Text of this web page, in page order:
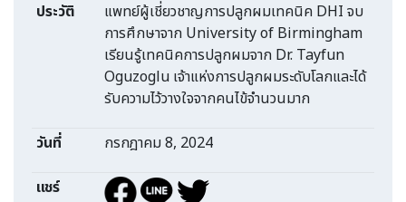
ประวัติ
แพทย์ผู้เชี่ยวชาญการปลูกผมเทคนิค DHI จบ
การศึกษาจาก University of Birmingham
เรียนรู้เทคนิคการปลูกผมจาก Dr. Tayfun
Oguzoglu เจ้าแห่งการปลูกผมระดับโลกและได้
รับความไว้วางใจจากคนไข้จำนวนมาก
วันที่ กรกฎาคม 8, 2024
แชร์